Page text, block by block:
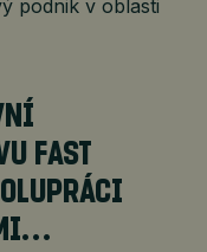
podnik v oblasti
FAST